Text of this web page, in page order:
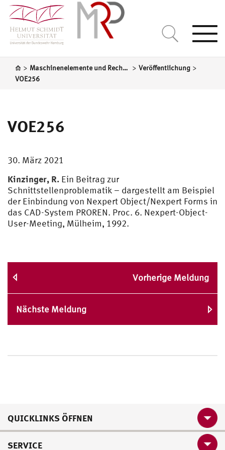
> Maschinenelemente und Rechnergestützte Produktentwicklung > Veröffentlichung >
VOE256
VOE256
30. März 2021
Kinzinger, R. Ein Beitrag zur
Schnittstellenproblematik – dargestellt am Beispiel
der Einbindung von Nexpert Object/Nexpert Forms in
das CAD-System PROREN. Proc. 6. Nexpert-Object-
User-Meeting, Mülheim, 1992.
Vorherige Meldung
Nächste Meldung
QUICKLINKS ÖFFNEN
SERVICE